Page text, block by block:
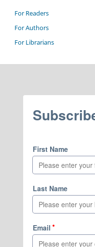
For Readers
For Authors
For Librarians